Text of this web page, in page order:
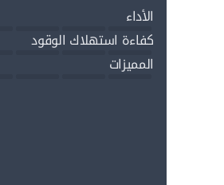
الأداء
كفاءة استهلاك الوقود
المميزات